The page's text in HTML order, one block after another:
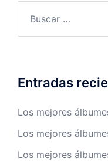
Entradas
Los mejores
Los mejores
Los mejores